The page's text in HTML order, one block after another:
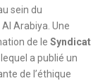
sein du
Arabiya. Une
de le Syndicat
lequel a publié un
de l’éthique